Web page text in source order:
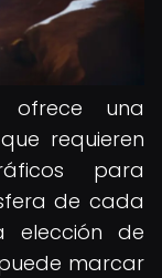
ofrece una
requieren
para
de cada
elección de
marcar